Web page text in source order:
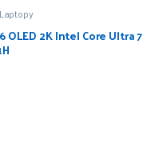
Laptopy
OLED 2K Intel Core Ultra 7